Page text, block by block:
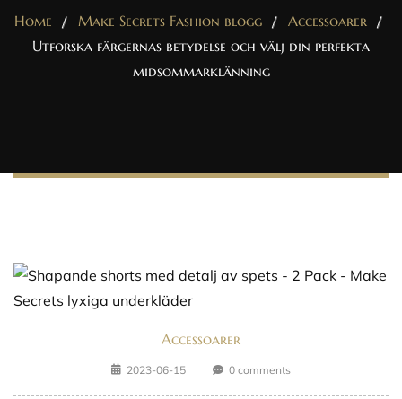
Home Make Secrets Fashion blogg
Accessoarer
Utforska färgernas betydelse och välj din perfekta
midsommarklänning
Accessoarer
2023-06-15 0 comments